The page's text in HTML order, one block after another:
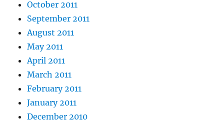
October 2011
September 2011
August 2011
May 2011
April 2011
March 2011
February 2011
January 2011
December 2010